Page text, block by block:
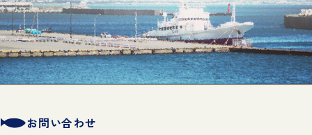
お問い合わせ